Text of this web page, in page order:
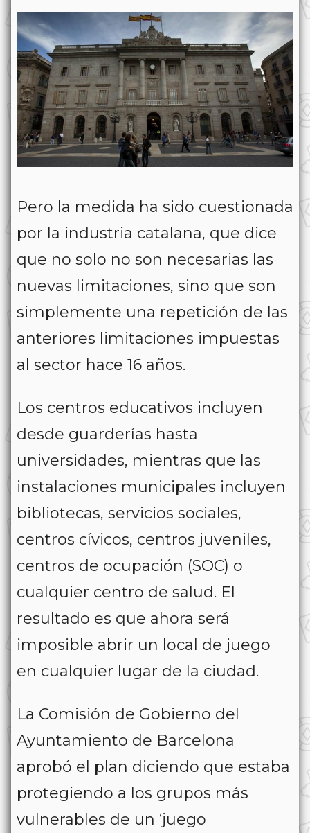
Pero la medida ha sido cuestionada
por la industria catalana, que dice
que no solo no son necesarias las
nuevas limitaciones, sino que son
simplemente una repetición de las
anteriores limitaciones impuestas
al sector hace 16 años.
Los centros educativos incluyen
desde guarderías hasta
universidades, mientras que las
instalaciones municipales incluyen
bibliotecas, servicios sociales,
centros cívicos, centros juveniles,
centros de ocupación (SOC) o
cualquier centro de salud. El
resultado es que ahora será
imposible abrir un local de juego
en cualquier lugar de la ciudad.
La Comisión de Gobierno del
Ayuntamiento de Barcelona
aprobó el plan diciendo que estaba
protegiendo a los grupos más
vulnerables de un ‘juego